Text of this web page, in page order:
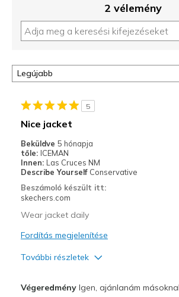
2 vélemény
5
Nice jacket
Beküldve 5 hónapja
tőle: ICEMAN
Innen: Las Cruces NM
Describe Yourself Conservative
Beszámoló készült itt:
skechers.com
Wear jacket daily
Fordítás megjelenítése
További részletek
VégeredményIgen, ajánlanám